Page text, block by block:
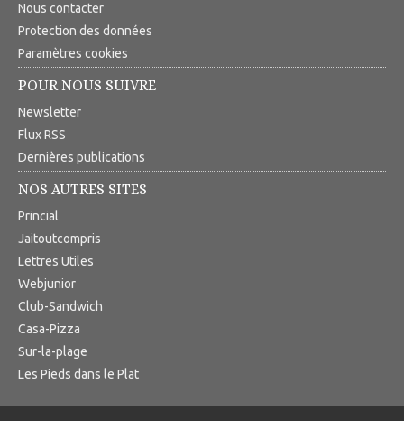
Nous contacter
Protection des données
Paramètres cookies
POUR NOUS SUIVRE
Newsletter
Flux RSS
Dernières publications
NOS AUTRES SITES
Princial
Jaitoutcompris
Lettres Utiles
Webjunior
Club-Sandwich
Casa-Pizza
Sur-la-plage
Les Pieds dans le Plat